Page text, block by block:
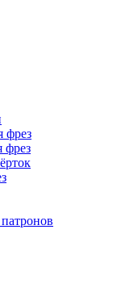
фрез
фрез